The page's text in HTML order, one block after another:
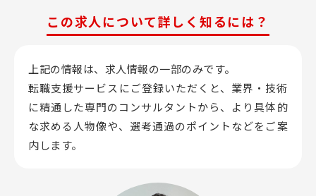
この求人について詳しく知るには？
上記の情報は、求人情報の一部のみです。
転職支援サービスにご登録いただくと、業界・技術
に精通した専門のコンサルタントから、 より具体的
な求める人物像や、選考通過のポイントなどをご案
内します。